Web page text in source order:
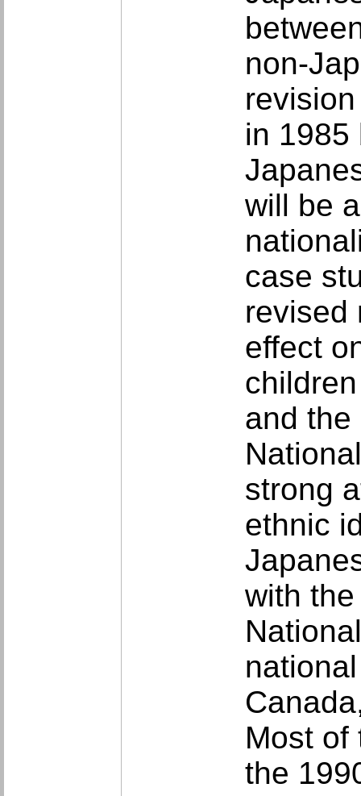
non-
in 1985
will be
case
revised
effect
and the
strong
ethnic
with
Most of
the